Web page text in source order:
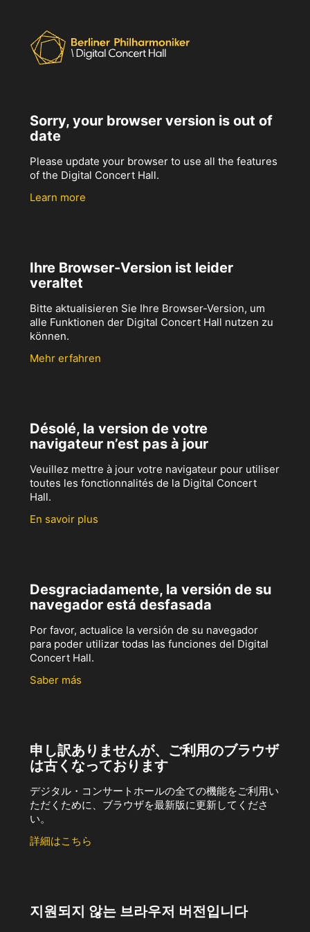
Sorry, your browser version is out of
date
Please update your browser to use all the features
of the Digital Concert Hall.
Learn more
Ihre Browser-Version ist leider
veraltet
Bitte aktualisieren Sie Ihre Browser-Version, um
alle Funktionen der Digital Concert Hall nutzen zu
können.
Mehr erfahren
Désolé, la version de votre
navigateur n’est pas à jour
Veuillez mettre à jour votre navigateur pour utiliser
toutes les fonctionnalités de la Digital Concert
Hall.
En savoir plus
Desgraciadamente, la versión de su
navegador está desfasada
Por favor, actualice la versión de su navegador
para poder utilizar todas las funciones del Digital
Concert Hall.
Saber más
申し訳ありませんが、ご利用のブラウザ
は古くなっております
デジタル・コンサートホールの全ての機能をご利用い
ただくために、ブラウザを最新版に更新してくださ
い。
詳細はこちら
지원되지 않는 브라우저 버전입니다